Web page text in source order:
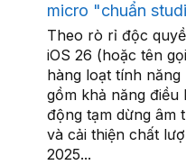
micro "chuẩn
Theo rò rỉ độc
iOS 26 (hoặc tên
hàng loạt tính
gồm khả năng điều
động tạm dừng âm
và cải thiện chất
2025...